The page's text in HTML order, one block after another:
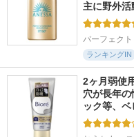
主に野外
パーフェク
ランキングIN
2ヶ月弱使
穴が長年
ック等、